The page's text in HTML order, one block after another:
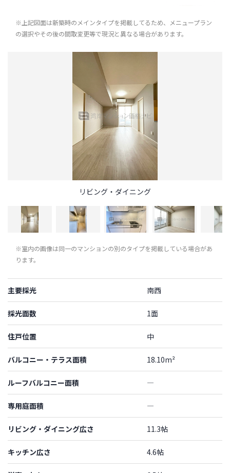
※上記図面は新築時のメインタイプを掲載してるため、メニュープラン
の選択やその後の間取変更等で現況と異なる場合があります。
リビング・ダイニング
※室内の画像は同一のマンションの別のタイプを掲載している場合があ
ります。
主要採光 南西
採光面数 1面
住戸位置 中
バルコニー・テラス面積 18.10m²
ルーフバルコニー面積 ―
専用庭面積 ―
リビング・ダイニング広さ 11.3帖
キッチン広さ 4.6帖